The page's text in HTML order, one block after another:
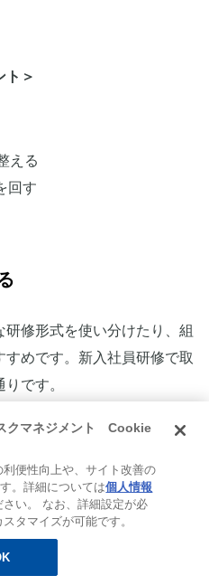
ト＞
える
回す
修形式を使い分けたり、組
めです。新入社員研修で取
です。
前で講義を行う座学型のス
、最もスタンダードな方法
くの情報を伝えられます
クマネジメント Cookie
便性向上や、サイト改善の
。詳細については個人情報
さい。 なお、詳細設定が必
スタマイズが可能です。